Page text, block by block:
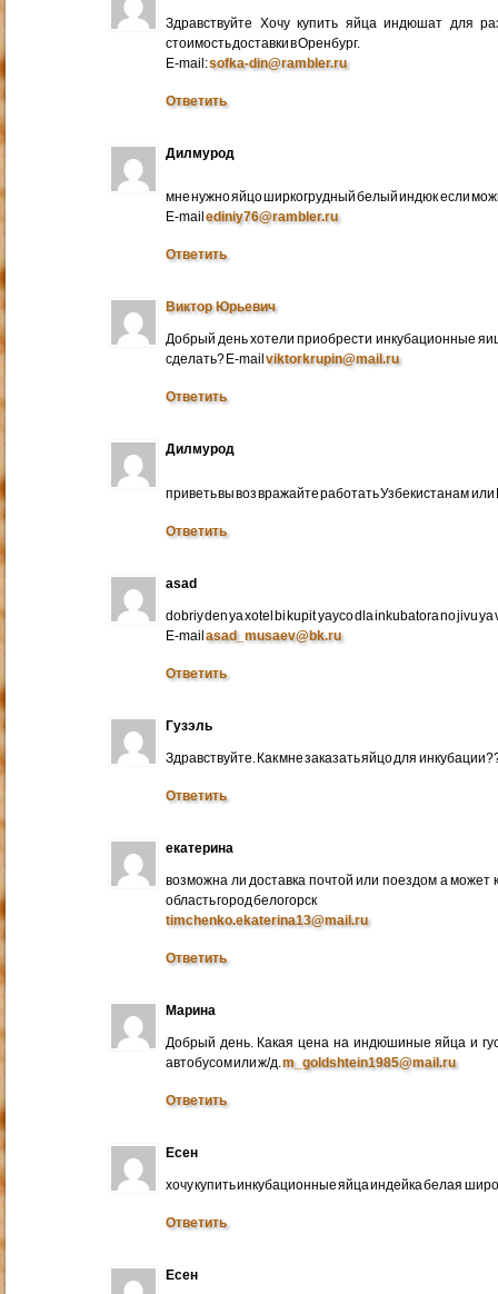
Здравствуйте Хочу купить яйца индюшат для
стоимость доставки в Оренбург.
E-mail:sofka-din@rambler.ru
Ответить
Дилмурод
мне нужно яйцо ширкогрудный белый индюк если
E-mailediniy76@rambler.ru
Ответить
Виктор Юрьевич
Добрый день хотели приобрести инкубационные
сделать? E-mailviktorkrupin@mail.ru
Ответить
Дилмурод
приветь вы воз вражайте работать Узбекистанам
Ответить
asad
dobriy den ya xotel bi kupit yayco dla inkubatora no jivu ya
E-mailasad_musaev@bk.ru
Ответить
Гузэль
Здравствуйте. Как мне заказать яйцо для
Ответить
екатерина
возможна ли доставка почтой или поездом а
область город белогорск
timchenko.ekaterina13@mail.ru
Ответить
Марина
Добрый день. Какая цена на индюшиные яйца и
автобусом или ж/д.m_goldshtein1985@mail.ru
Ответить
Есен
хочу купить инкубационные яйца индейка белая
Ответить
Есен